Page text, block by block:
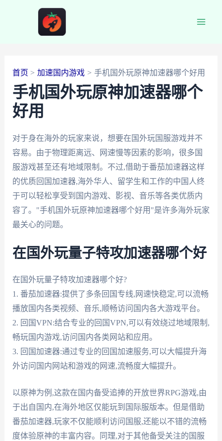
首页 加速国内游戏 手机国外玩原神加速器哪个好用
手机国外玩原神加速器哪个
好用
对于身在海外的玩家来说，想要在国外玩国服游戏并不
容易。由于物理距离远、网速慢等因素的影响，很多国
服游戏甚至还有地域限制。不过,借助于番茄加速器这样
的优质回国加速器,海外华人、留学生和工作的中国人终
于可以轻松享受到国内游戏、影视、音乐等各类优质内
容了。"手机国外玩原神加速器哪个好用"是许多海外玩家
最关心的问题。
在国外玩量子特攻加速器哪个好
在国外玩量子特攻加速器哪个好?
1. 番茄加速器:提供了多条回国专线,网速快稳定,可以流畅
播放国内各类视频、音乐,顺畅访问国内各大游戏平台。
2. 回国VPN:结合专业的回国VPN,可以有效绕过地域限制,
畅玩国内游戏,访问国内各类网站和应用。
3. 回国加速器:通过专业的回国加速服务,可以大幅提升海
外访问国内网站和游戏的网速,流畅度大幅提升。
以原神为例,这款在国内备受追捧的开放世界RPG游戏,由
于出自国内,在海外地区仅能玩到国际服版本。但是借助
番茄加速器,玩家不仅能顺利访问国服,还能以不错的流畅
度体验原神的丰富内容。同理,对于其他备受关注的国服